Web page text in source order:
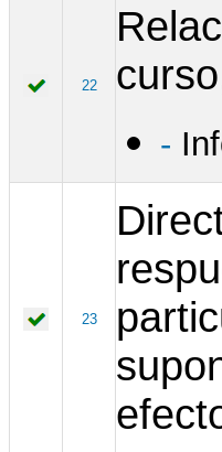
22
-
23